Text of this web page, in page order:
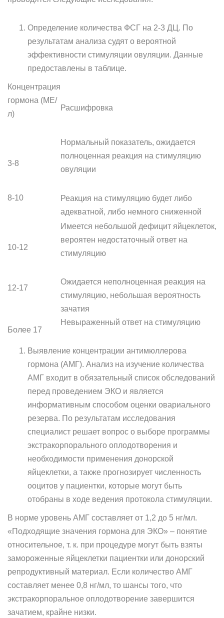
Определение количества ФСГ на 2-3 ДЦ. По
результатам анализа судят о вероятной
эффективности стимуляции овуляции. Данные
предоставлены в таблице.
Концентрация
гормона (МЕ/
л)
Расшифровка
3-8
Нормальный показатель, ожидается
полноценная реакция на стимуляцию
овуляции
8-10
Реакция на стимуляцию будет либо
адекватной, либо немного сниженной
10-12
Имеется небольшой дефицит яйцеклеток,
вероятен недостаточный ответ на
стимуляцию
12-17
Ожидается неполноценная реакция на
стимуляцию, небольшая вероятность
зачатия
Более 17
Невыраженный ответ на стимуляцию
Выявление концентрации антимюллерова
гормона (АМГ). Анализ на изучение количества
АМГ входит в обязательный список обследований
перед проведением ЭКО и является
информативным способом оценки овариального
резерва. По результатам исследования
специалист решает вопрос о выборе программы
экстракорпорального оплодотворения и
необходимости применения донорской
яйцеклетки, а также прогнозирует численность
ооцитов у пациентки, которые могут быть
отобраны в ходе ведения протокола стимуляции.
В норме уровень АМГ составляет от 1,2 до 5 нг/мл.
«Подходящие значения гормона для ЭКО» – понятие
относительное, т. к. при процедуре могут быть взяты
замороженные яйцеклетки пациентки или донорский
репродуктивный материал. Если количество АМГ
составляет менее 0,8 нг/мл, то шансы того, что
экстракорпоральное оплодотворение завершится
зачатием, крайне низки.